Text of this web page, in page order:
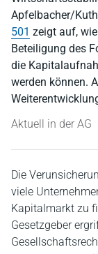
Apfelbacher/
501 zeigt auf,
Beteiligung des
die
werden können.
Aktuell in der AG
Die
viele
Kapitalmarkt zu
Gesetzgeber